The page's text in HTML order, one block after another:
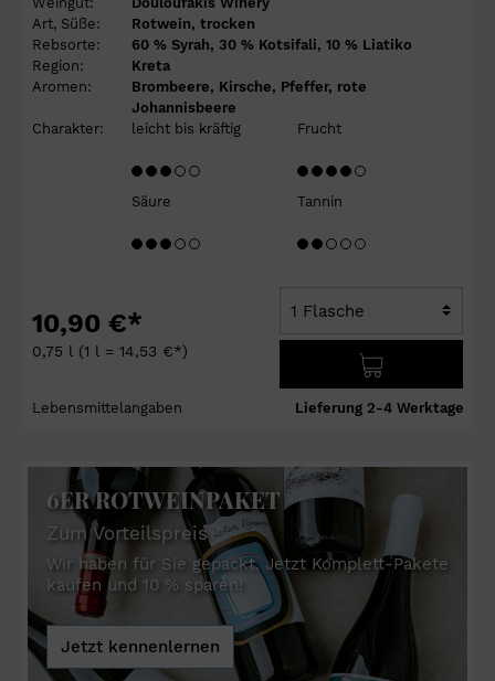
6ER ROTWEINPAKET
Zum Vorteilspreis
Wir haben für Sie gepackt. Jetzt Komplett-Pakete
kaufen und 10 % sparen!
Jetzt kennenlernen
Art, Süße:
Rotwein, trocken
Rebsorte:
60 % Syrah, 30 % Kotsifali, 10 % Liatiko
Region:
Kreta
Aromen:
Brombeere, Kirsche, Pfeffer, rote
Johannisbeere
Charakter:
leicht bis kräftig Frucht
Säure Tannin
10,90 €*
0,75 l (1 l = 14,53 €*)
Lebensmittelangaben Lieferung 2-4 Werktage